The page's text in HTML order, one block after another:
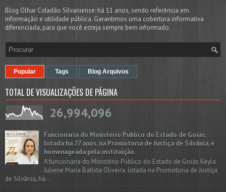
Blog Olhar Cidadão Silvaniense: há 11 anos, sendo referência em
informação e utilidade pública. Garantimos uma cobertura informativa
diferenciada, para que você esteja sempre bem informado.
Popular Tags Blog Arquivos
TOTAL DE VISUALIZAÇÕES DE PÁGINA
26,994,096
Funcionária do Ministério Público do Estado de Goiás,
lotada há 27 anos, na Promotoria de Justiça de Silvânia, é
homenageada pela instituição.
A funcionária do Ministério Público do Estado de Goiás Keyla
Juliene Maria Batista Oliveira, lotada na Promotoria de Justiça
de Silvânia, há...